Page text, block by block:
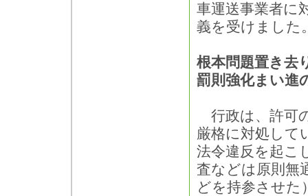
車運送事業者に
義を受けました
根本問題置き去
罰則強化まい進
行政は、許可
厳格に対処して
法令違反を起こ
査などは原則無
どを持参させた